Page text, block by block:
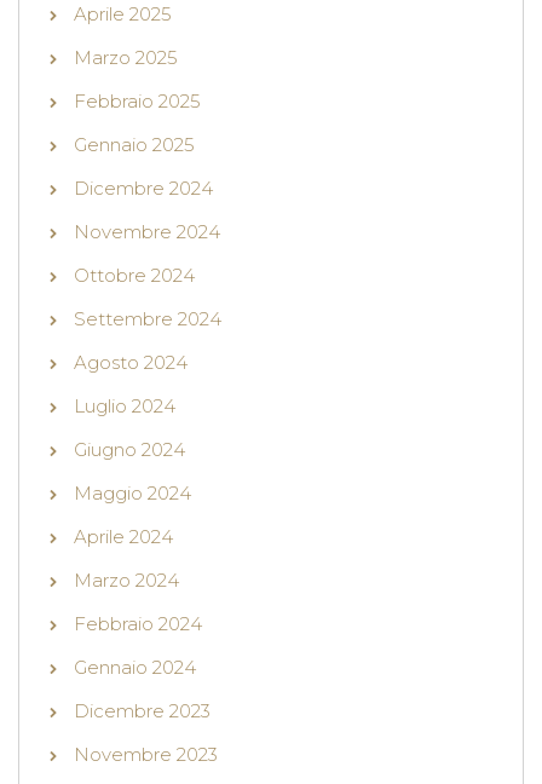
Aprile 2025
Marzo 2025
Febbraio 2025
Gennaio 2025
Dicembre 2024
Novembre 2024
Ottobre 2024
Settembre 2024
Agosto 2024
Luglio 2024
Giugno 2024
Maggio 2024
Aprile 2024
Marzo 2024
Febbraio 2024
Gennaio 2024
Dicembre 2023
Novembre 2023